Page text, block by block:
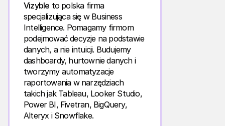
Vizyble to polska firma
specjalizująca się w Business
Intelligence. Pomagamy firmom
podejmować decyzje na podstawie
danych, a nie intuicji. Budujemy
dashboardy, hurtownie danych i
tworzymy automatyzacje
raportowania w narzędziach
takich jak Tableau, Looker Studio,
Power BI, Fivetran, BigQuery,
Alteryx i Snowflake.